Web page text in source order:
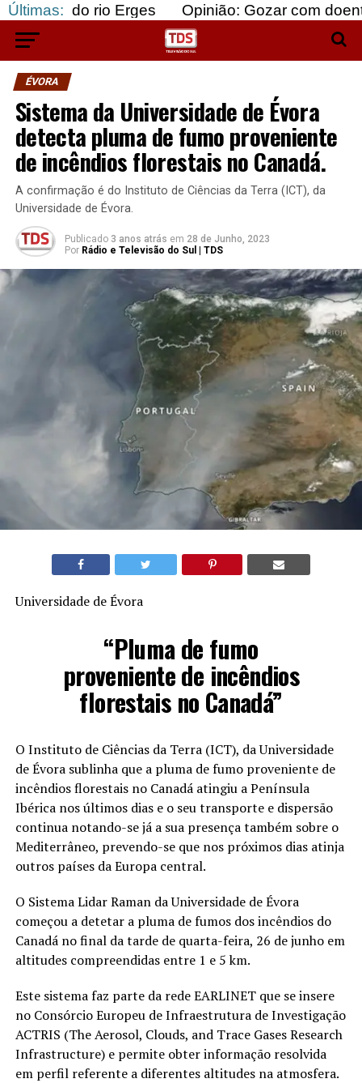
Últimas:
rio Erges Opinião: Gozar com doentes e
ÉVORA
Sistema da Universidade de Évora
detecta pluma de fumo proveniente
de incêndios florestais no Canadá.
A confirmação é do Instituto de Ciências da Terra (ICT), da
Universidade de Évora.
Publicado 3 anos atrás em 28 de Junho, 2023
Por Rádio e Televisão do Sul | TDS
Universidade de Évora
“Pluma de fumo
proveniente de incêndios
florestais no Canadá”
O Instituto de Ciências da Terra (ICT), da Universidade
de Évora sublinha que a pluma de fumo proveniente de
incêndios florestais no Canadá atingiu a Península
Ibérica nos últimos dias e o seu transporte e dispersão
continua notando-se já a sua presença também sobre o
Mediterrâneo, prevendo-se que nos próximos dias atinja
outros países da Europa central.
O Sistema Lidar Raman da Universidade de Évora
começou a detetar a pluma de fumos dos incêndios do
Canadá no final da tarde de quarta-feira, 26 de junho em
altitudes compreendidas entre 1 e 5 km.
Este sistema faz parte da rede EARLINET que se insere
no Consórcio Europeu de Infraestrutura de Investigação
ACTRIS (The Aerosol, Clouds, and Trace Gases Research
Infrastructure) e permite obter informação resolvida
em perfil referente a diferentes altitudes na atmosfera.